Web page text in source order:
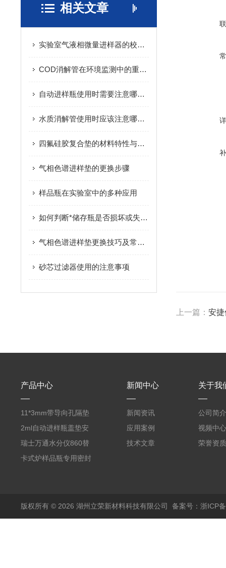
相关文章
实验室气液相微量进样器的校准方法
COD消解管在环境监测中的重要性和作用
自动进样瓶使用时需要注意哪些技巧？
水质消解管使用时应该注意哪些地方？
四氟硅胶复合垫的材料特性与性能分析
气相色谱进样垫的更换步骤
样品瓶在实验室中的多种应用
如何判断*储存瓶是否损坏或失效？
气相色谱进样垫更换技巧及常见问题
砂芯过滤器使用的注意事项
上一篇：安捷伦
产品中心
11*3mm带导向孔隔垫
气相色谱仪用红色耐
380℃高温 替代5193-
4757 瓶装一瓶50个
2ml自动进样瓶盖垫安
捷伦款气相螺纹顶空瓶
液相切口9*1mm聚四氟
瑞士万通水分仪860替
代原装产品 6.1448.057
卡式炉样品瓶专用密封
新闻中心
新闻资讯
应用案例
技术文章
关于我
公司简介
视频中心
荣誉资质
版权所有 © 2026 湖州立荣新材料科技有限公司 备案号：浙ICP